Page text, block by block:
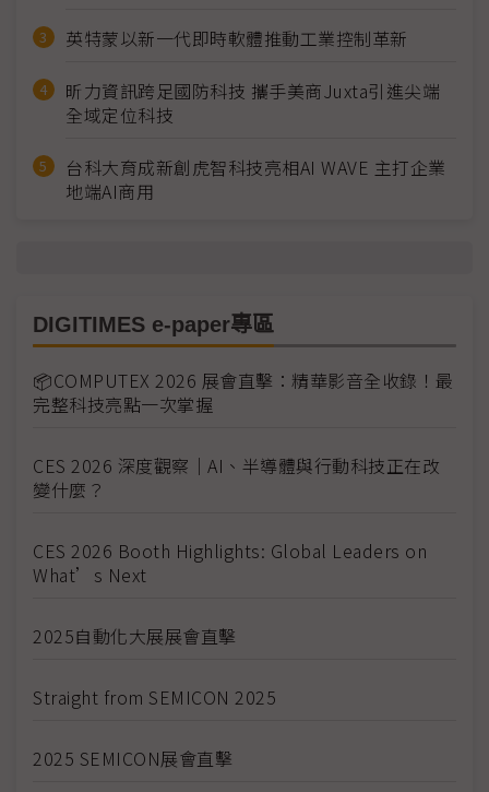
英特蒙以新一代即時軟體推動工業控制革新
昕力資訊跨足國防科技 攜手美商Juxta引進尖端
全域定位科技
台科大育成新創虎智科技亮相AI WAVE 主打企業
地端AI商用
DIGITIMES e-paper專區
📦COMPUTEX 2026 展會直擊：精華影音全收錄！最
完整科技亮點一次掌握
CES 2026 深度觀察｜AI、半導體與行動科技正在改
變什麼？
CES 2026 Booth Highlights: Global Leaders on
What’s Next
2025自動化大展展會直擊
Straight from SEMICON 2025
2025 SEMICON展會直擊